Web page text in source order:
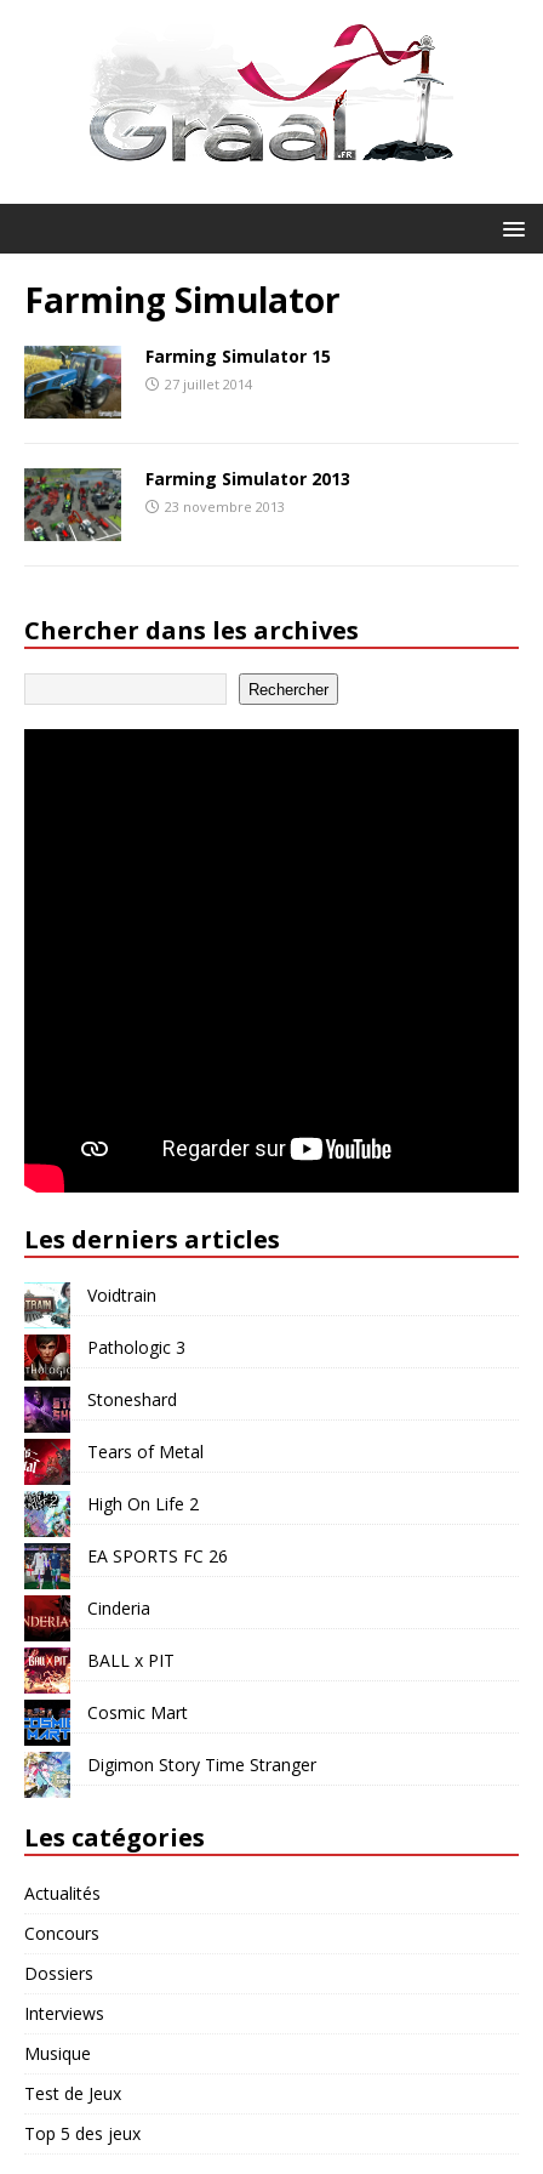
Farming Simulator
Farming Simulator 15
27 juillet 2014
Farming Simulator 2013
23 novembre 2013
Chercher dans les archives
Rechercher
Les derniers articles
Voidtrain
Pathologic 3
Stoneshard
Tears of Metal
High On Life 2
EA SPORTS FC 26
Cinderia
BALL x PIT
Cosmic Mart
Digimon Story Time Stranger
Les catégories
Actualités
Concours
Dossiers
Interviews
Musique
Test de Jeux
Top 5 des jeux